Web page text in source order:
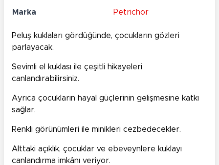
Marka Petrichor
Peluş kuklaları gördüğünde, çocukların gözleri
parlayacak.
Sevimli el kuklası ile çeşitli hikayeleri
canlandırabilirsiniz.
Ayrıca çocukların hayal güçlerinin gelişmesine katkı
sağlar.
Renkli görünümleri ile minikleri cezbedecekler.
Alttaki açıklık, çocuklar ve ebeveynlere kuklayı
canlandırma imkânı veriyor.